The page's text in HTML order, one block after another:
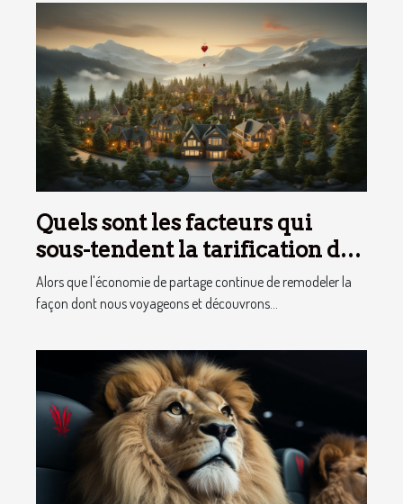
Quels sont les facteurs qui
sous-tendent la tarification des
services de conciergerie
d'Airbnb ?
Alors que l'économie de partage continue de remodeler la
façon dont nous voyageons et découvrons...